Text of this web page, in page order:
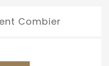
Combier